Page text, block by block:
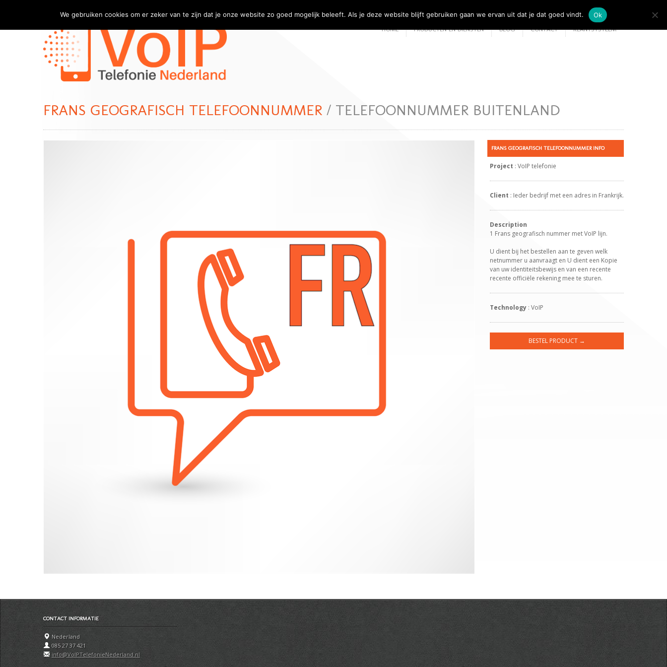
HOME PRODUCTEN EN DIENSTEN BLOG CONTACT KLANTSYSTEEM
FRANS GEOGRAFISCH TELEFOONNUMMER / TELEFOONNUMMER BUITENLAND
FRANS GEOGRAFISCH TELEFOONNUMMER INFO
Project : VoIP telefonie
Client : Ieder bedrijf met een adres in Frankrijk.
Description
1 Frans geografisch nummer met VoIP lijn.
U dient bij het bestellen aan te geven welk
netnummer u aanvraagt en U dient een Kopie
van uw identiteitsbewijs en van een recente
recente officiële rekening mee te sturen.
Technology : VoIP
BESTEL PRODUCT →
CONTACT INFORMATIE
Nederland
085 27 37 421
info@VoIPTelefonieNederland.nl
We gebruiken cookies om er zeker van te zijn dat je onze website zo goed mogelijk beleeft. Als je deze website blijft gebruiken gaan we ervan uit dat je dat goed vindt. Ok